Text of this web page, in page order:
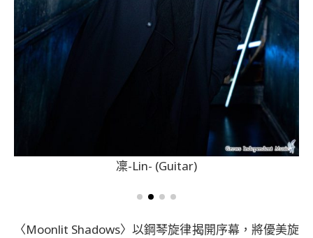
凜-Lin- (Guitar)
〈Moonlit Shadows〉以鋼琴旋律揭開序幕，將優美旋